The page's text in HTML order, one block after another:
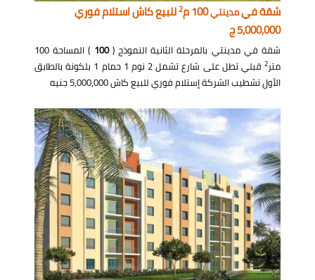
شقة فيمدينتي100 م 2للبيع كاش استلام فوري
5,000,000 ج
شقة في مدينتي بالمرحلة الثانية النموذج (100
) المساحة 100
متر2
قبلي تطل على شارع تشمل 2 نوم 1 حمام 1 بلكونة بالطابق
الأول تشطيب الشركة إستلام فوري للبيع كاش 5,000,000 جنيه